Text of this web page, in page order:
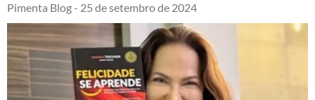
Pimenta Blog - 25 de setembro de 2024